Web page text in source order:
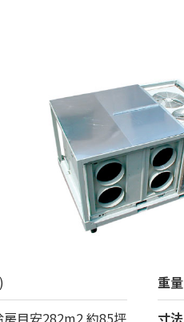
目安282m2 約85坪
重量
寸法